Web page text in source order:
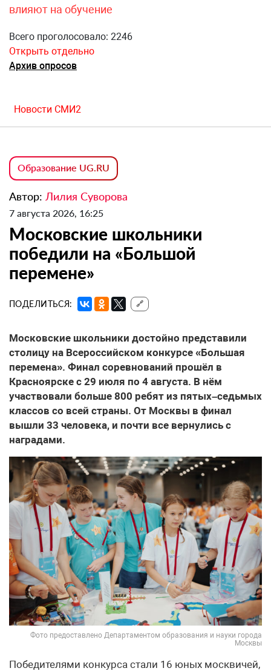
влияют на обучение
Всего проголосовало: 2246
Открыть отдельно
Архив опросов
Новости СМИ2
Образование UG.RU
Автор: Лилия Суворова
7 августа 2026, 16:25
Московские школьники
победили на «Большой
перемене»
ПОДЕЛИТЬСЯ: 🔗
Московские школьники достойно представили
столицу на Всероссийском конкурсе «Большая
перемена». Финал соревнований прошёл в
Красноярске с 29 июля по 4 августа. В нём
участвовали больше 800 ребят из пятых–седьмых
классов со всей страны. От Москвы в финал
вышли 33 человека, и почти все вернулись с
наградами.
Фото предоставлено Департаментом образования и науки города
Москвы
Победителями конкурса стали 16 юных москвичей,